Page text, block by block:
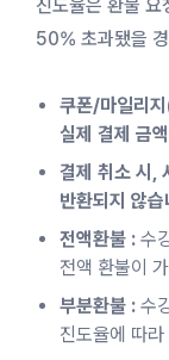
진도율은 환불 요
50% 초과됐을
쿠폰/마일리
실제 결제 금
결제 취소 시,
반환되지 않습
전액환불 : 수
전액 환불이
부분환불 : 수
진도율에 따